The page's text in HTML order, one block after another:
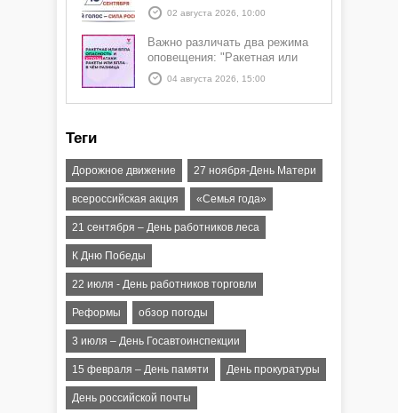
02 августа 2026, 10:00
Важно различать два режима
оповещения: "Ракетная или
БПЛА опасность" и "Угроза
атаки ракеты или БПЛА"
04 августа 2026, 15:00
Теги
Дорожное движение 27 ноября-День Матери
всероссийская акция «Семья года»
21 сентября – День работников леса
К Дню Победы
22 июля - День работников торговли
Реформы обзор погоды
3 июля – День Госавтоинспекции
15 февраля – День памяти День прокуратуры
День российской почты